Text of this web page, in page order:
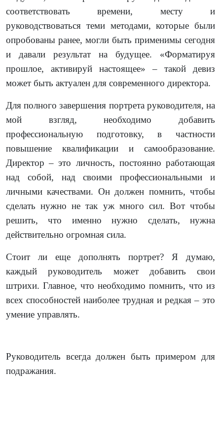
соответствовать времени, месту и
руководствоваться теми методами, которые были
опробованы ранее, могли быть применимы сегодня
и давали результат на будущее. «Форматируя
прошлое, активируй настоящее» – такой девиз
может быть актуален для современного директора.
Для полного завершения портрета руководителя, на
мой взгляд, необходимо добавить
профессиональную подготовку, в частности
повышение квалификации и самообразование.
Директор – это личность, постоянно работающая
над собой, над своими профессиональными и
личными качествами. Он должен помнить, чтобы
сделать нужно не так уж много сил. Вот чтобы
решить, что именно нужно сделать, нужна
действительно огромная сила.
Стоит ли еще дополнять портрет? Я думаю,
каждый руководитель может добавить свои
штрихи. Главное, что необходимо помнить, что из
всех способностей наиболее трудная и редкая – это
умение управлять.
Руководитель всегда должен быть примером для
подражания.